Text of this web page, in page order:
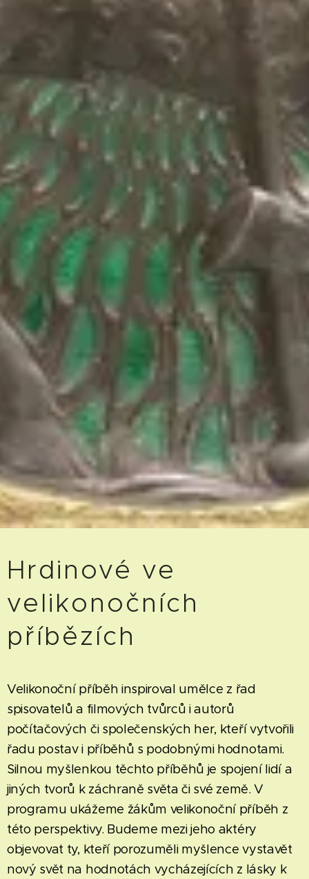
Hrdinové ve
velikonočních
příbězích
Velikonoční příběh inspiroval umělce z řad
spisovatelů a filmových tvůrců i autorů
počítačových či společenských her, kteří vytvořili
řadu postav i příběhů s podobnými hodnotami.
Silnou myšlenkou těchto příběhů je spojení lidí a
jiných tvorů k záchraně světa či své země. V
programu ukážeme žákům velikonoční příběh z
této perspektivy. Budeme mezi jeho aktéry
objevovat ty, kteří porozuměli myšlence vystavět
nový svět na hodnotách vycházejících z lásky k